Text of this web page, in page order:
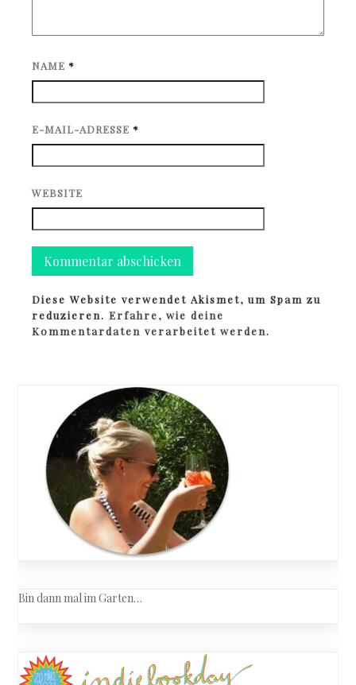
NAME *
E-MAIL-ADRESSE *
WEBSITE
Diese Website verwendet Akismet, um Spam zu
reduzieren.Erfahre, wie deine
Kommentardaten verarbeitet werden.
Bin dann mal im Garten…